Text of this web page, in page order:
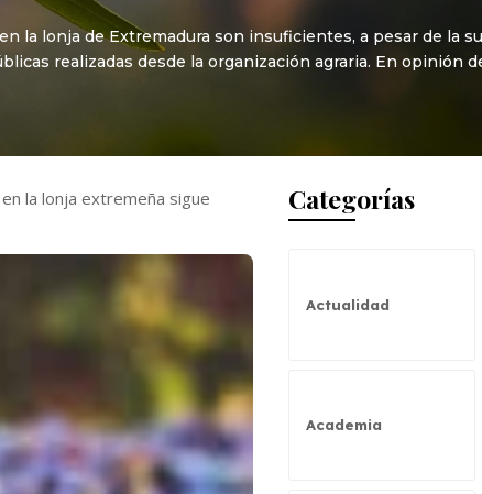
la lonja de Extremadura son insuficientes, a pesar de la
realizadas desde la organización agraria. En opinión
la lonja extremeña sigue
Categorías
Actualidad
Academia